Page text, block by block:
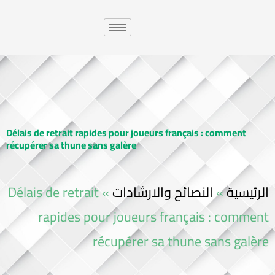
Délais de retrait rapides pour joueurs français : comment
récupérer sa thune sans galère
الرئيسية»النصائح والارشادات»
Délais de retrait
rapides pour joueurs français : comment
récupérer sa thune sans galère